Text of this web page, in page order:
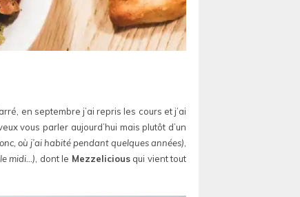
en septembre j’ai repris les cours et j’ai
vous parler aujourd’hui mais plutôt d’un
où j’ai habité pendant quelques années)
midi…) , dont le Mezzeliciousqui vient tout